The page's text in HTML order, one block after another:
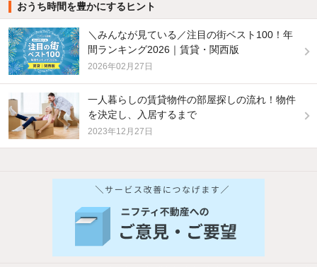
おうち時間を豊かにするヒント
＼みんなが見ている／注目の街ベスト100！年
間ランキング2026｜賃貸・関西版
2026年02月27日
一人暮らしの賃貸物件の部屋探しの流れ！物件
を決定し、入居するまで
2023年12月27日
他の人はこんな条件で絞り込んでいます！
バス・トイレ別 2階以上
新着物件メール通知
検索中の条件の新着物件情報をいち早く